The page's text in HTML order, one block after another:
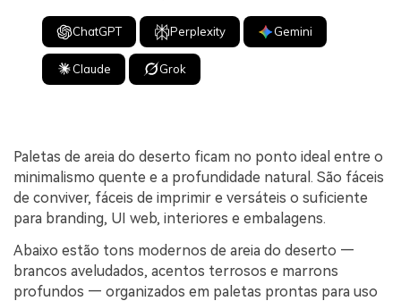
ChatGPT Perplexity Gemini
Claude Grok
Paletas de areia do deserto ficam no ponto ideal entre o
minimalismo quente e a profundidade natural. São fáceis
de conviver, fáceis de imprimir e versáteis o suficiente
para branding, UI web, interiores e embalagens.
Abaixo estão tons modernos de areia do deserto —
brancos aveludados, acentos terrosos e marrons
profundos — organizados em paletas prontas para uso